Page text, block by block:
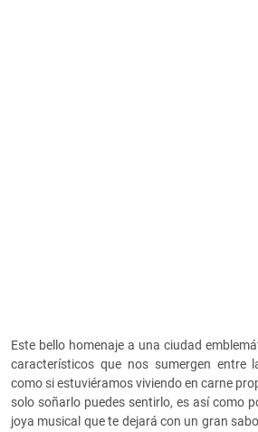
Este bello homenaje a una ciudad
característicos que nos sumergen entre
como si estuviéramos viviendo en carne
solo soñarlo puedes sentirlo, es así como
joya musical que te dejará con un gran